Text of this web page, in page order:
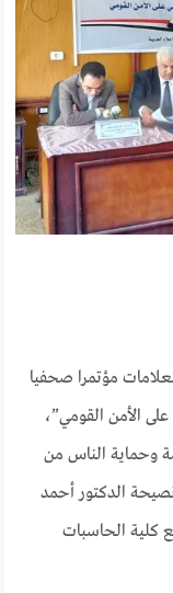
مؤتمرا صحفيا
الأمن القومي”،
وحماية الناس من
الدكتور أحمد
كلية الحاسبات